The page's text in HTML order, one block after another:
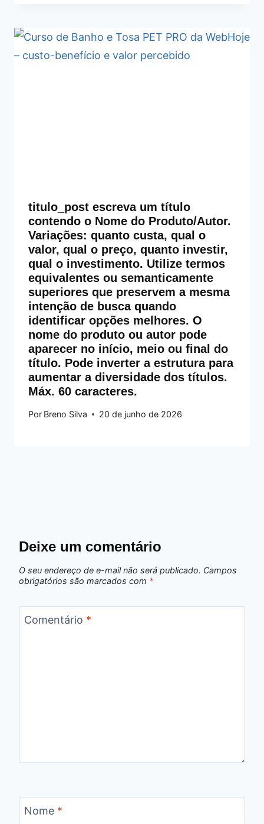
titulo_post escreva um título
contendo o Nome do Produto/Autor.
Variações: quanto custa, qual o
valor, qual o preço, quanto investir,
qual o investimento. Utilize termos
equivalentes ou semanticamente
superiores que preservem a mesma
intenção de busca quando
identificar opções melhores. O
nome do produto ou autor pode
aparecer no início, meio ou final do
título. Pode inverter a estrutura para
aumentar a diversidade dos títulos.
Máx. 60 caracteres.
Por Breno Silva 20 de junho de 2026
Deixe um comentário
O seu endereço de e-mail não será publicado. Campos
obrigatórios são marcados com *
Comentário *
Nome *